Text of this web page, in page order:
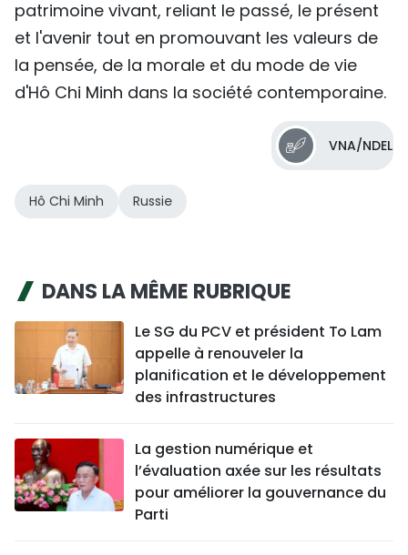
patrimoine vivant, reliant le passé, le présent
et l'avenir tout en promouvant les valeurs de
la pensée, de la morale et du mode de vie
d'Hô Chi Minh dans la société contemporaine.
VNA/NDEL
Hô Chi Minh Russie
DANS LA MÊME RUBRIQUE
Le SG du PCV et président To Lam
appelle à renouveler la
planification et le développement
des infrastructures
La gestion numérique et
l’évaluation axée sur les résultats
pour améliorer la gouvernance du
Parti